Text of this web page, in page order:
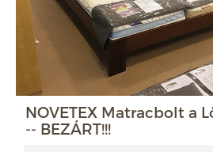
NOVETEX Matracbolt a
-- BEZÁRT!!!